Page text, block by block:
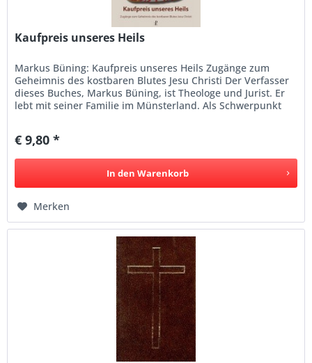
Kaufpreis unseres Heils
Markus Büning: Kaufpreis unseres Heils Zugänge zum
Geheimnis des kostbaren Blutes Jesu Christi Der Verfasser
dieses Buches, Markus Büning, ist Theologe und Jurist. Er
lebt mit seiner Familie im Münsterland. Als Schwerpunkt
€ 9,80 *
In den Warenkorb
Merken